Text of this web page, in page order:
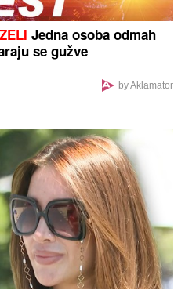
Jedna osoba odmah
se gužve
by Aklamator